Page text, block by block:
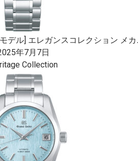
デル] エレガンスコレクション メ
年7月7日
Collection